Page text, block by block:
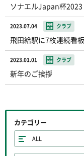
ソナエルJapan杯2023
2023.07.04 クラブ
飛田給駅に7枚連続看
2023.01.01 クラブ
新年のご挨拶
カテゴリー
ALL